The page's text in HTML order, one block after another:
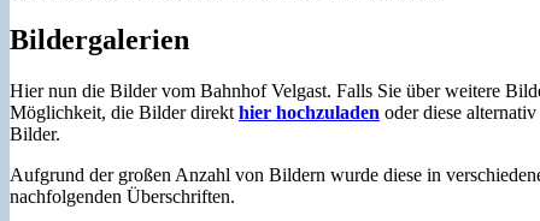
Bildergalerien
Hier nun die Bilder vom Bahnhof Velgast. Falls Sie über weitere
Möglichkeit, die Bilder direkt hier hochzuladen oder diese
Bilder.
Aufgrund der großen Anzahl von Bildern wurde diese in
nachfolgenden Überschriften.